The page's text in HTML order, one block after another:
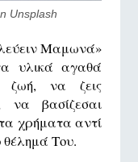
Unsplash
Μαμωνά»
υλικά αγαθά
ζωή, να ζεις
να βασίζεσαι
χρήματα αντί
θέλημά Του.